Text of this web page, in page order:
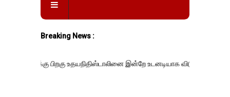
Breaking News :
உதயநிதிஸ்டாலினை இன்றே உடனடியாக விடுவிக்கப்பட வேண்.